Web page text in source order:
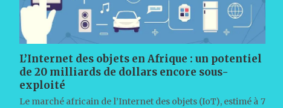
L’Internet des objets en Afrique : un potentiel
de 20 milliards de dollars encore sous-
exploité
Le marché africain de l’Internet des objets (IoT), estimé à 7